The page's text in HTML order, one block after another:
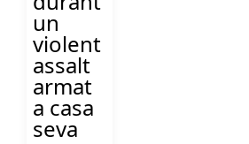
un
violent
assalt
armat
a casa
seva